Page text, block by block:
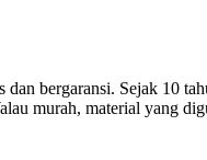
bergaransi. Sejak 10
murah, material yang